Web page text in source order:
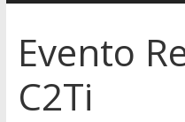
Evento
C2Ti